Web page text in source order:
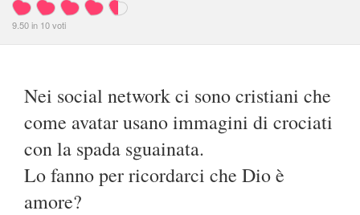
9.50in 10voti
Nei social network ci sono cristiani che
come avatar usano immagini di crociati
con la spada sguainata.
Lo fanno per ricordarci che Dio è
amore?